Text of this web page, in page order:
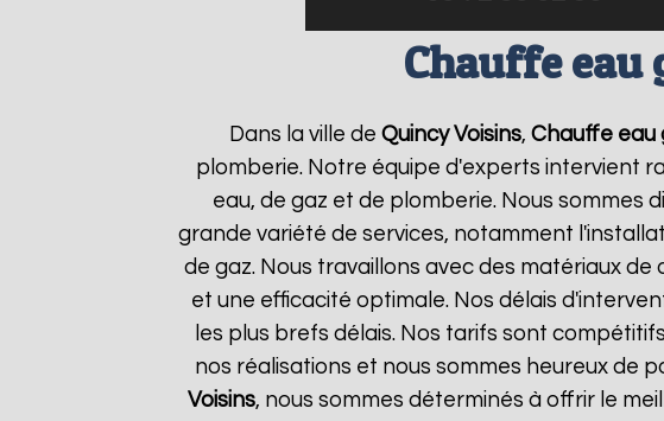
Chauffe eau
Dans la ville de Quincy Voisins, Chauffe eau
plomberie. Notre équipe d'experts intervient
eau, de gaz et de plomberie. Nous sommes
grande variété de services, notamment
de gaz. Nous travaillons avec des matériaux
et une efficacité optimale. Nos délais
les plus brefs délais. Nos tarifs sont
nos réalisations et nous sommes heureux de
Voisins, nous sommes déterminés à offrir le